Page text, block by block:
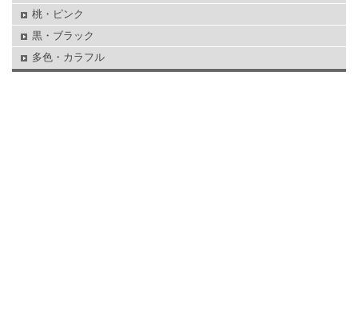
桃・ピンク
黒・ブラック
多色・カラフル